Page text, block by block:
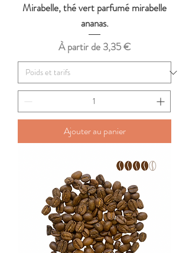
Mirabelle, thé vert parfumé mirabelle
ananas.
À partir de 3,35 €
Prix promotionnel
Ajouter au panier